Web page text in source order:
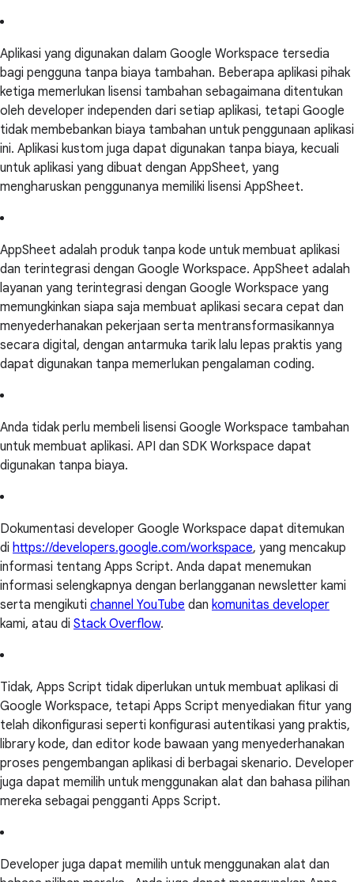
Aplikasi yang digunakan dalam Google Workspace tersedia
bagi pengguna tanpa biaya tambahan. Beberapa aplikasi pihak
ketiga memerlukan lisensi tambahan sebagaimana ditentukan
oleh developer independen dari setiap aplikasi, tetapi Google
tidak membebankan biaya tambahan untuk penggunaan aplikasi
ini. Aplikasi kustom juga dapat digunakan tanpa biaya, kecuali
untuk aplikasi yang dibuat dengan AppSheet, yang
mengharuskan penggunanya memiliki lisensi AppSheet.
AppSheet adalah produk tanpa kode untuk membuat aplikasi
dan terintegrasi dengan Google Workspace. AppSheet adalah
layanan yang terintegrasi dengan Google Workspace yang
memungkinkan siapa saja membuat aplikasi secara cepat dan
menyederhanakan pekerjaan serta mentransformasikannya
secara digital, dengan antarmuka tarik lalu lepas praktis yang
dapat digunakan tanpa memerlukan pengalaman coding.
Anda tidak perlu membeli lisensi Google Workspace tambahan
untuk membuat aplikasi. API dan SDK Workspace dapat
digunakan tanpa biaya.
Dokumentasi developer Google Workspace dapat ditemukan
di https://developers.google.com/workspace, yang mencakup
informasi tentang Apps Script. Anda dapat menemukan
informasi selengkapnya dengan berlangganan newsletter kami
serta mengikuti channel YouTube dan komunitas developer
kami, atau di Stack Overflow.
Tidak, Apps Script tidak diperlukan untuk membuat aplikasi di
Google Workspace, tetapi Apps Script menyediakan fitur yang
telah dikonfigurasi seperti konfigurasi autentikasi yang praktis,
library kode, dan editor kode bawaan yang menyederhanakan
proses pengembangan aplikasi di berbagai skenario. Developer
juga dapat memilih untuk menggunakan alat dan bahasa pilihan
mereka sebagai pengganti Apps Script.
Developer juga dapat memilih untuk menggunakan alat dan